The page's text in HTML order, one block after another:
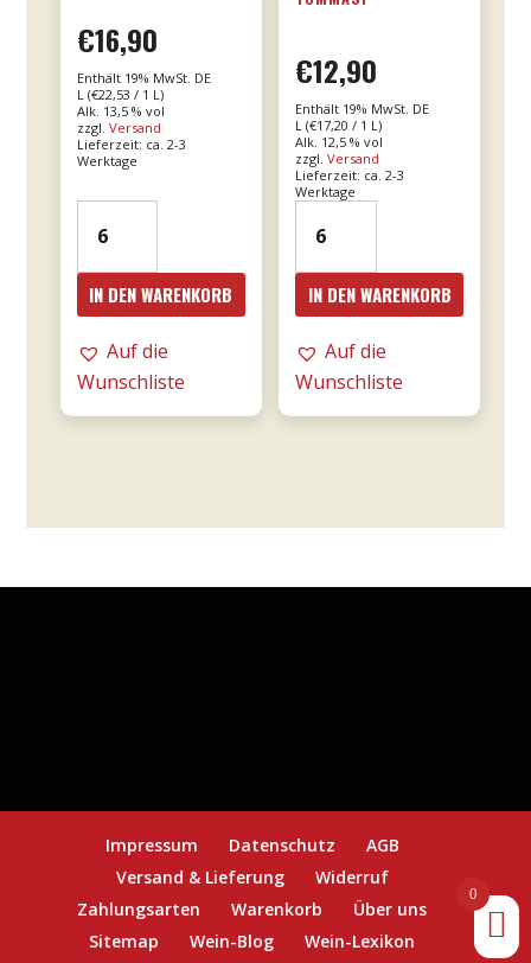
€16,90
Enthält 19% MwSt. DE
L (€22,53 / 1 L)
Alk. 13,5 % vol
zzgl. Versand
Lieferzeit: ca. 2-3
Werktage
Valpolicella
Ripasso
0,75l
DOC
-
IN DEN WARENKORB
Auf die
Wunschliste
€12,90
Enthält 19% MwSt. DE
L (€17,20 / 1 L)
Alk. 12,5 % vol
zzgl.Versand
Lieferzeit: ca. 2-3
Werktage
Le
Fornaci
Rosé
0,75l
IN DEN WARENKORB
Auf die
Wunschliste
Impressum Datenschutz
AGB
Versand & Lieferung
Widerruf
Zahlungsarten
Warenkorb
Über uns
Sitemap
Wein-Blog
Wein-Lexikon
0